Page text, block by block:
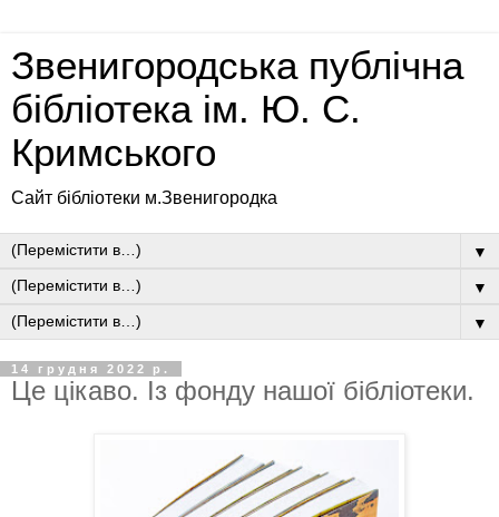
Звенигородська публічна
бібліотека ім. Ю. С.
Кримського
Сайт бібліотеки м.Звенигородка
▼
▼
▼
14 грудня 2022 р.
Це цікаво. Із фонду нашої бібліотеки.